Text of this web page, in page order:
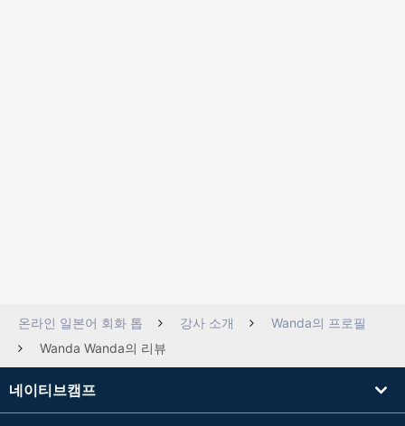
온라인 일본어 회화 톱 강사 소개
Wanda의 프로필
Wanda Wanda의 리뷰
네이티브캠프